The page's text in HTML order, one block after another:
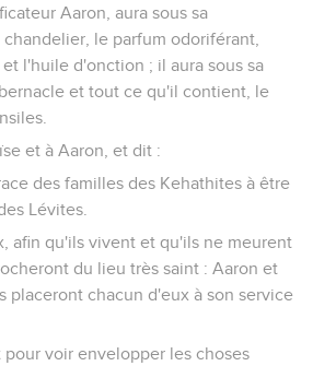
Aaron, aura sous sa
le parfum odoriférant,
l'huile d'onction ; il aura sous sa
et tout ce qu'il contient, le
et à Aaron, et dit :
des familles des Kehathites à être
Lévites.
afin qu'ils vivent et qu'ils ne meurent
du lieu très saint : Aaron et
placeront chacun d'eux à son service
voir envelopper les choses